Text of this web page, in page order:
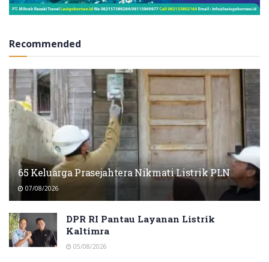
Recommended
65 Keluarga Prasejahtera Nikmati Listrik PLN
07/08/2026
DPR RI Pantau Layanan Listrik
Kaltimra
05/08/2026